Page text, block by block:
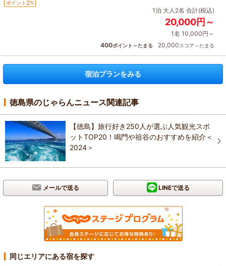
ポイント 2%
1泊 大人2名 合計(税込)
20,000円～
1名 10,000円～
400ポイント～たまる 20,000スコア～たまる
宿泊プランをみる
徳島県のじゃらんニュース関連記事
【徳島】旅行好き250人が選ぶ人気観光スポ
ットTOP20！鳴門や祖谷のおすすめを紹介＜
2024＞
メールで送る LINEで送る
同じエリアにある宿を探す